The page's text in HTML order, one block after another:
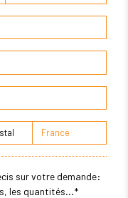
sur votre demande:
les quantités...*